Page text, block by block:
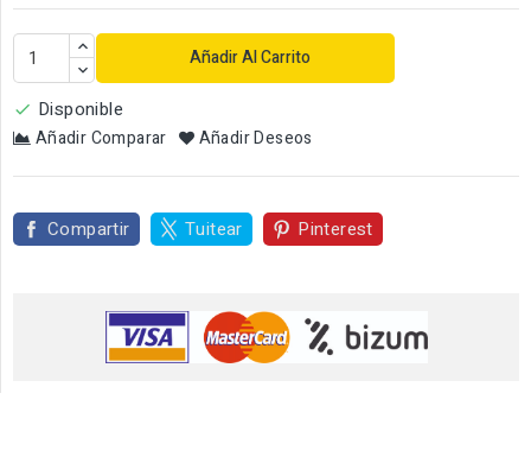
Añadir Al Carrito
 Disponible
Añadir Comparar Añadir Deseos
Compartir Tuitear Pinterest